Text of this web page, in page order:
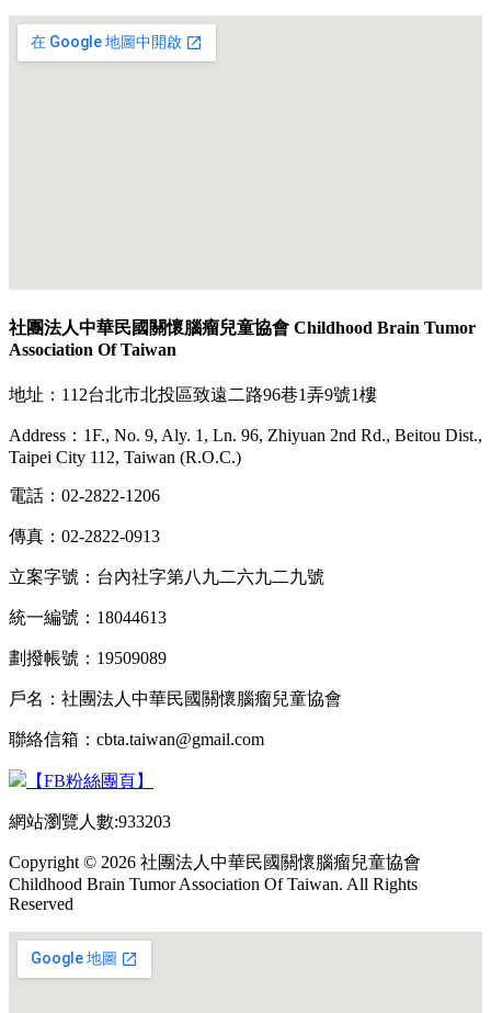
社團法人中華民國關懷腦瘤兒童協會 Childhood Brain Tumor
Association Of Taiwan
地址：112台北市北投區致遠二路96巷1弄9號1樓
Address：1F., No. 9, Aly. 1, Ln. 96, Zhiyuan 2nd Rd., Beitou Dist.,
Taipei City 112, Taiwan (R.O.C.)
電話：02-2822-1206
傳真：02-2822-0913
立案字號：台內社字第八九二六九二九號
統一編號：18044613
劃撥帳號：19509089
戶名：社團法人中華民國關懷腦瘤兒童協會
聯絡信箱：cbta.taiwan@gmail.com
【FB粉絲團頁】
網站瀏覽人數:933203
Copyright © 2026 社團法人中華民國關懷腦瘤兒童協會
Childhood Brain Tumor Association Of Taiwan. All Rights
Reserved